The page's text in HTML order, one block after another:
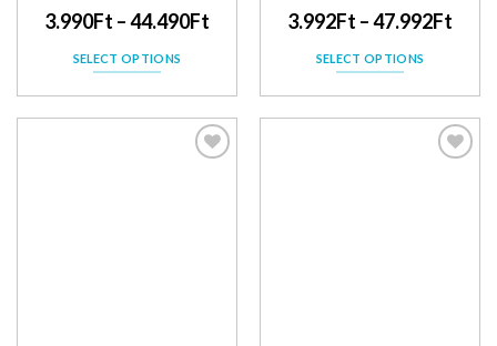
3.990Ft –44.490Ft
SELECT OPTIONS
3.992Ft –47.992Ft
SELECT OPTIONS